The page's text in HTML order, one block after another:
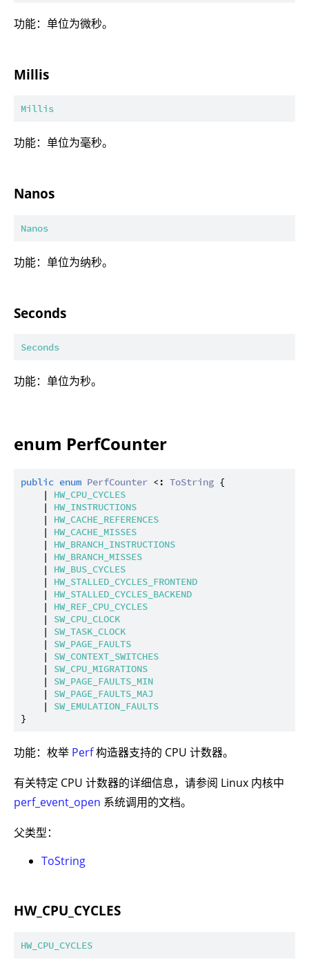
功能：单位为微秒。
Millis
Millis
功能：单位为毫秒。
Nanos
Nanos
功能：单位为纳秒。
Seconds
Seconds
功能：单位为秒。
enum PerfCounter
public enum PerfCounter <: ToString {
    |
HW_CPU_CYCLES
    |
HW_INSTRUCTIONS
    |
HW_CACHE_REFERENCES
    |
HW_CACHE_MISSES
    |
HW_BRANCH_INSTRUCTIONS
    |
HW_BRANCH_MISSES
    |
HW_BUS_CYCLES
    |
HW_STALLED_CYCLES_FRONTEND
    |
HW_STALLED_CYCLES_BACKEND
    |
HW_REF_CPU_CYCLES
    |
SW_CPU_CLOCK
    |
SW_TASK_CLOCK
    |
SW_PAGE_FAULTS
    |
SW_CONTEXT_SWITCHES
    |
SW_CPU_MIGRATIONS
    |
SW_PAGE_FAULTS_MIN
    |
SW_PAGE_FAULTS_MAJ
    |
SW_EMULATION_FAULTS
功能：枚举 Perf构造器支持的 CPU 计数器。
有关特定 CPU 计数器的详细信息，请参阅 Linux 内核中
perf_event_open 系统调用的文档。
父类型：
ToString
HW_CPU_CYCLES
HW_CPU_CYCLES